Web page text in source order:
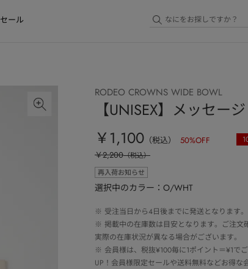
セール
RODEO CROWNS WIDE BOWL
【UNISEX】メッセー
￥1,100 （税込） 50%OFF
￥2,200（税込）
再入荷お知らせ
選択中のカラー：O/WHT
※ 受注当日から4日後までに発送となります
※ 掲載中の在庫数は目安となります。ご注
実際の在庫状況が異なる場合がございます。
※ 会員様は、税抜¥100毎に1ポイント＝¥1で
UP！会員様限定セールや送料無料などお得な